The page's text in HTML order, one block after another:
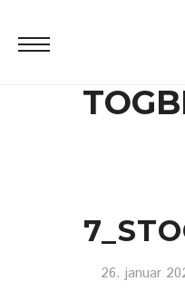
26. januar